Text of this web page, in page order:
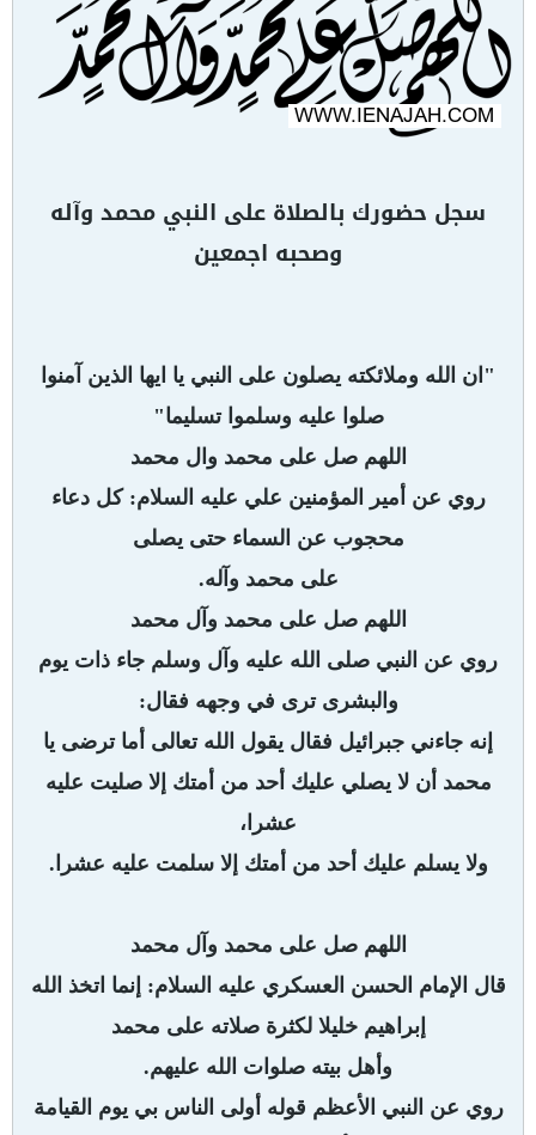
سجل حضورك بالصلاة على النبي محمد وآله
وصحبه اجمعين
"ان الله وملائكته يصلون على النبي يا ايها الذين آمنوا
صلوا عليه وسلموا تسليما"
اللهم صل على محمد وال محمد
روي عن أمير المؤمنين علي عليه السلام: كل دعاء
محجوب عن السماء حتى يصلى
على محمد وآله.
اللهم صل على محمد وآل محمد
روي عن النبي صلى الله عليه وآل وسلم جاء ذات يوم
والبشرى ترى في وجهه فقال:
إنه جاءني جبرائيل فقال يقول الله تعالى أما ترضى يا
محمد أن لا يصلي عليك أحد من أمتك إلا صليت عليه
عشرا،
ولا يسلم عليك أحد من أمتك إلا سلمت عليه عشرا.
اللهم صل على محمد وآل محمد
قال الإمام الحسن العسكري عليه السلام: إنما اتخذ الله
إبراهيم خليلا لكثرة صلاته على محمد
وأهل بيته صلوات الله عليهم.
روي عن النبي الأعظم قوله أولى الناس بي يوم القيامة